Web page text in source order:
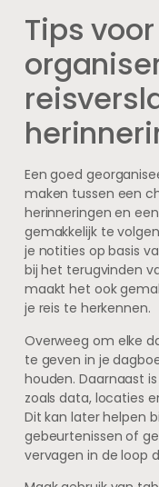
Tips
Een goed
maken tussen een
herinneringen en
gemakkelijk te
je notities op basis
bij het terugvinden
maakt het ook
je reis te herkennen.
Overweeg om elke
te geven in je
houden. Daarnaast
zoals data, locaties
Dit kan later helpen
gebeurtenissen of
vervagen in de loop